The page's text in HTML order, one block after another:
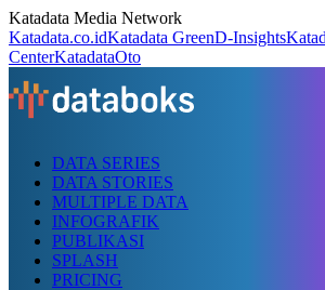
Katadata Media Network
Katadata.co.idKatadata GreenD-Insights
CenterKatadataOto
DATA SERIES
DATA STORIES
MULTIPLE DATA
INFOGRAFIK
PUBLIKASI
SPLASH
PRICING